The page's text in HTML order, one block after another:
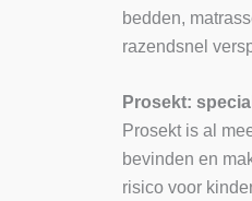
bedden,
razendsnel
Prosekt:
Prosekt is al
bevinden en
risico voor